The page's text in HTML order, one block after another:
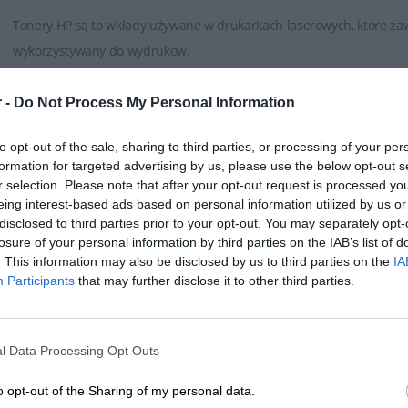
- Do Not Process My Personal Information
opt-out of the sale, sharing to third parties, or processing of your
for targeted advertising by us, please use the below opt-out
selection. Please note that after your opt-out request is processed
interest-based ads based on personal information utilized by us
to third parties prior to your opt-out. You may separately
of your personal information by third parties on the IAB’s list of
This information may also be disclosed by us to third parties on the
Participants that may further disclose it to other third parties.
Data Processing Opt Outs
opt-out of the Sharing of my personal data.
Tonery HP są to wkłady używane w drukarkach laserowych, które
wykorzystywany do wydruków.
HP oferuje różne rodzaje tonerów, w zależności od modelu
oddzielnych kolorów (czarny, cyjan, magenta, żółty).
Tonery HP są dostępne w różnych pojemnościach, od
tonery mogą wydrukować większą ilość stron niż standardowe, co
dokumentów.
Tonery HP zapewniają wysoką jakość wydruku, oferując ostre,
Aby zapewnić optymalne działanie drukarki, zaleca się używanie
ROZWIŃ PEŁEN OPIS
SPECYFIKACJA
Symbol producenta TH53ANC